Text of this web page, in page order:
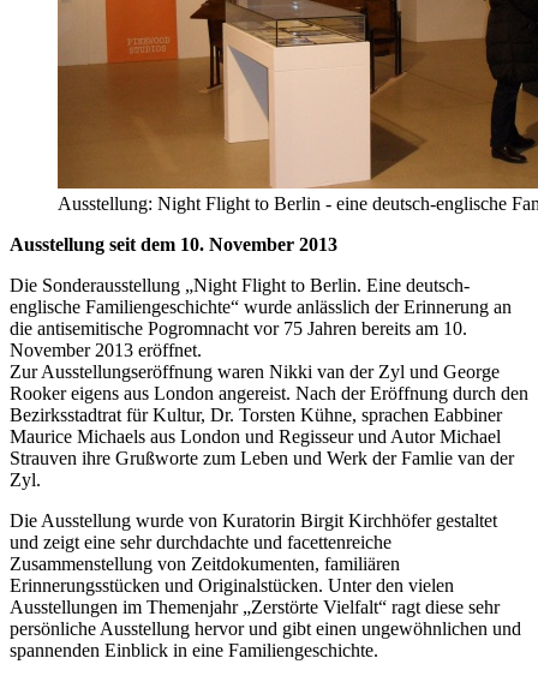
Ausstellung: Night Flight to Berlin - eine deutsch-englische
Ausstellung seit dem 10. November 2013
Die Sonderausstellung „Night Flight to Berlin. Eine deutsch-
englische Familiengeschichte“ wurde anlässlich der Erinnerung an
die antisemitische Pogromnacht vor 75 Jahren bereits am 10.
November 2013 eröffnet.
Zur Ausstellungseröffnung waren Nikki van der Zyl und George
Rooker eigens aus London angereist. Nach der Eröffnung durch den
Bezirksstadtrat für Kultur, Dr. Torsten Kühne, sprachen Eabbiner
Maurice Michaels aus London und Regisseur und Autor Michael
Strauven ihre Grußworte zum Leben und Werk der Famlie van der
Zyl.
Die Ausstellung wurde von Kuratorin Birgit Kirchhöfer gestaltet
und zeigt eine sehr durchdachte und facettenreiche
Zusammenstellung von Zeitdokumenten, familiären
Erinnerungsstücken und Originalstücken. Unter den vielen
Ausstellungen im Themenjahr „Zerstörte Vielfalt“ ragt diese sehr
persönliche Ausstellung hervor und gibt einen ungewöhnlichen und
spannenden Einblick in eine Familiengeschichte.